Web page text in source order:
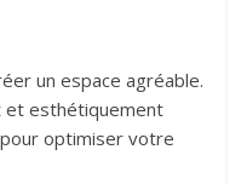
un espace agréable.
et esthétiquement
optimiser votre